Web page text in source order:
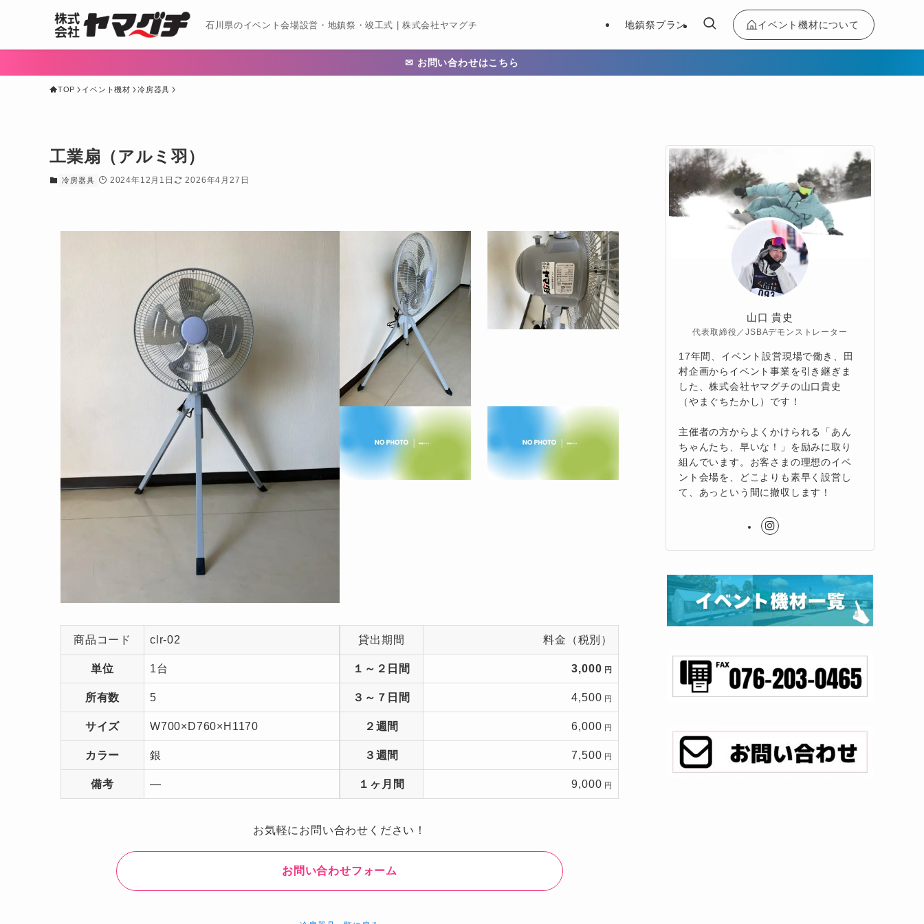
石川県のイベント会場設営・地鎮祭・竣工式 | 株式会社ヤマグチ 地鎮祭プラン イベント機材について
✉ お問い合わせはこちら
TOP イベント機材 冷房器具
工業扇（アルミ羽）
冷房器具 2024年12月1日 2026年4月27日
商品コード clr-02
単位 1台
所有数 5
サイズ W700×D760×H1170
カラー 銀
備考 ―
貸出期間 料金（税別）
１～２日間 3,000 円
３～７日間 4,500 円
２週間 6,000 円
３週間 7,500 円
１ヶ月間 9,000 円
お気軽にお問い合わせください！
お問い合わせフォーム
山口 貴史
代表取締役／JSBAデモンストレーター
17年間、イベント設営現場で働き、田
村企画からイベント事業を引き継ぎま
した、株式会社ヤマグチの山口貴史
（やまぐちたかし）です！
主催者の方からよくかけられる「あん
ちゃんたち、早いな！」を励みに取り
組んでいます。お客さまの理想のイベ
ント会場を、どこよりも素早く設営し
て、あっという間に撤収します！